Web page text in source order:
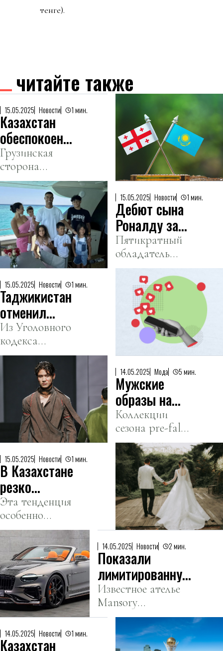
тенге).
читайте также
15.05.2025 Новости 1 мин.
Казахстан
обеспокоен
депортацией
своих
граждан из
Грузии
Грузинская
сторона
предоставила
ответ.
15.05.2025 Новости 1 мин.
Дебют сына
Роналду за
сборную
Португалии
вызвал
интерес
европейских
грандов
Пятикратный
обладатель
«Золотого
мяча»
поздравил
сына с
дебютом в
юношеской
сборной.
15.05.2025 Новости 1 мин.
Таджикистан
отменил
уголовное
наказание за
лайки и
репосты
Из Уголовного
кодекса
страны
исключены
которые ранее
позволяли
наказывать
пользователей
за активность в
интернете.
14.05.2025 Мода 5 мин.
Мужские
образы на
Visa Fashion
Week Almaty
2025
Коллекции
сезона pre-fall
2025.
15.05.2025 Новости 1 мин.
В Казахстане
резко
сократилось
число браков
Эта тенденция
особенно
заметна в двух
крупных
регионах.
14.05.2025 Новости 2 мин.
Показали
лимитированную
версию Bentley
Continental GTC
от Mansory
Известное ателье
Mansory
представило
уникальную
версию Bentley
14.05.2025 Новости 1 мин.
Казахстан